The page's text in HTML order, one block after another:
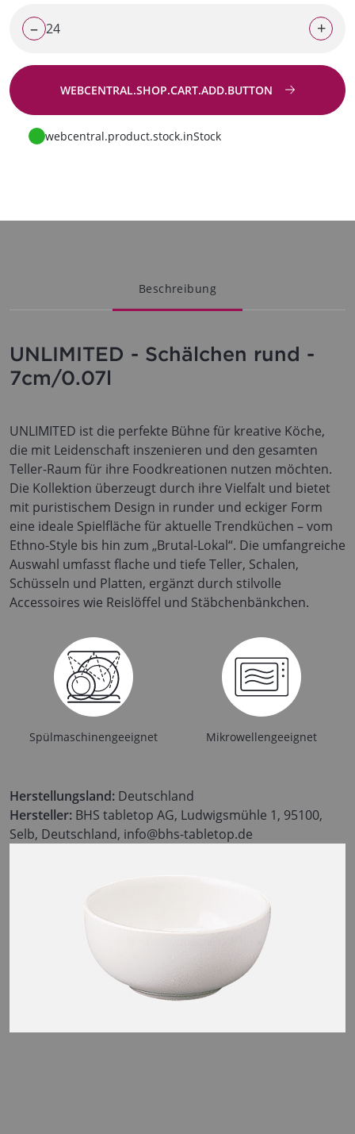
– +
WEBCENTRAL.SHOP.CART.ADD.BUTTON
Zur Anfrage
webcentral.product.stock.inStock
Beschreibung
UNLIMITED - Schälchen rund -
7cm/0.07l
UNLIMITED ist die perfekte Bühne für kreative Köche,
die mit Leidenschaft inszenieren und den gesamten
Teller-Raum für ihre Foodkreationen nutzen möchten.
Die Kollektion überzeugt durch ihre Vielfalt und bietet
mit puristischem Design in runder und eckiger Form
eine ideale Spielfläche für aktuelle Trendküchen – vom
Ethno-Style bis hin zum „Brutal-Lokal“. Die umfangreiche
Auswahl umfasst flache und tiefe Teller, Schalen,
Schüsseln und Platten, ergänzt durch stilvolle
Accessoires wie Reislöffel und Stäbchenbänkchen.
Spülmaschinengeeignet Mikrowellengeeignet
Herstellungsland: Deutschland
Hersteller: BHS tabletop AG, Ludwigsmühle 1, 95100,
Selb, Deutschland, info@bhs-tabletop.de